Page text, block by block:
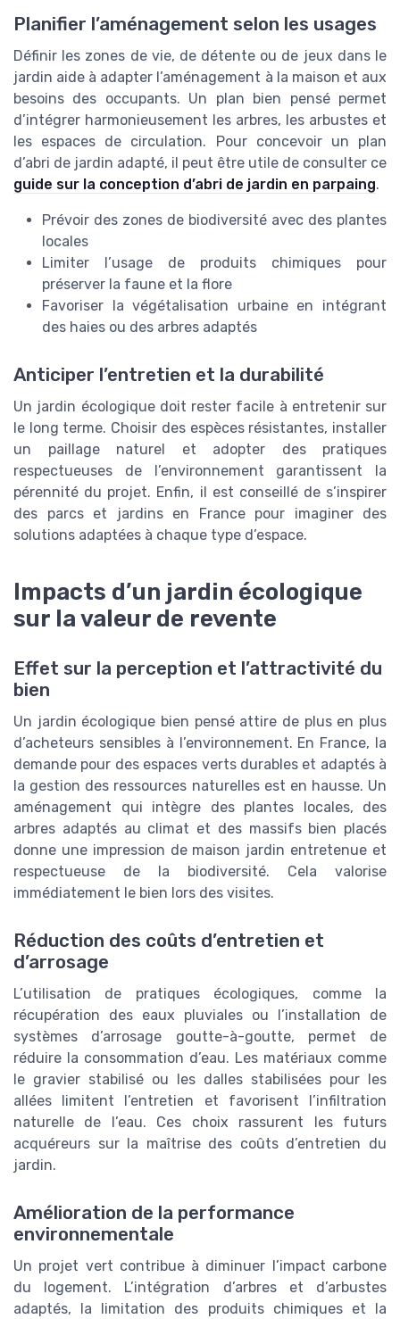
Planifier l’aménagement selon les usages
Définir les zones de vie, de détente ou de jeux dans le
jardin aide à adapter l’aménagement à la maison et aux
besoins des occupants. Un plan bien pensé permet
d’intégrer harmonieusement les arbres, les arbustes et
les espaces de circulation. Pour concevoir un plan
d’abri de jardin adapté, il peut être utile de consulter ce
guide sur la conception d’abri de jardin en parpaing.
Prévoir des zones de biodiversité avec des plantes
locales
Limiter l’usage de produits chimiques pour
préserver la faune et la flore
Favoriser la végétalisation urbaine en intégrant
des haies ou des arbres adaptés
Anticiper l’entretien et la durabilité
Un jardin écologique doit rester facile à entretenir sur
le long terme. Choisir des espèces résistantes, installer
un paillage naturel et adopter des pratiques
respectueuses de l’environnement garantissent la
pérennité du projet. Enfin, il est conseillé de s’inspirer
des parcs et jardins en France pour imaginer des
solutions adaptées à chaque type d’espace.
Impacts d’un jardin écologique
sur la valeur de revente
Effet sur la perception et l’attractivité du
bien
Un jardin écologique bien pensé attire de plus en plus
d’acheteurs sensibles à l’environnement. En France, la
demande pour des espaces verts durables et adaptés à
la gestion des ressources naturelles est en hausse. Un
aménagement qui intègre des plantes locales, des
arbres adaptés au climat et des massifs bien placés
donne une impression de maison jardin entretenue et
respectueuse de la biodiversité. Cela valorise
immédiatement le bien lors des visites.
Réduction des coûts d’entretien et
d’arrosage
L’utilisation de pratiques écologiques, comme la
récupération des eaux pluviales ou l’installation de
systèmes d’arrosage goutte-à-goutte, permet de
réduire la consommation d’eau. Les matériaux comme
le gravier stabilisé ou les dalles stabilisées pour les
allées limitent l’entretien et favorisent l’infiltration
naturelle de l’eau. Ces choix rassurent les futurs
acquéreurs sur la maîtrise des coûts d’entretien du
jardin.
Amélioration de la performance
environnementale
Un projet vert contribue à diminuer l’impact carbone
du logement. L’intégration d’arbres et d’arbustes
adaptés, la limitation des produits chimiques et la